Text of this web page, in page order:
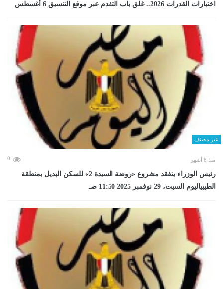
اختبارات القدرات 2026.. غلق باب التقدم عبر موقع التنسيق 6 أغسطس
غير مصنف
منذ 8 أشهر 0
رئيس الوزراء يتفقد مشروع «روضة السيدة 2» للسكن البديل بمنطقة
الطيبياليوم السبت، 29 نوفمبر 2025 11:50 صـ